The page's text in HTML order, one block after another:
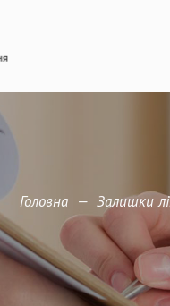
Головна — Залишки